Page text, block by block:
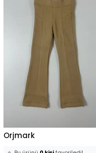
Orjmark